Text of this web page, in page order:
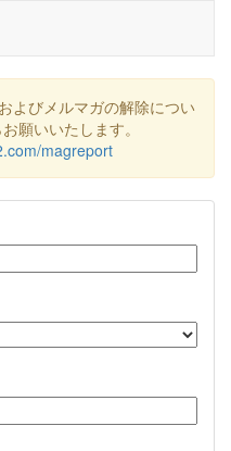
よびメルマガの解除につい
願いいたします。
magreport